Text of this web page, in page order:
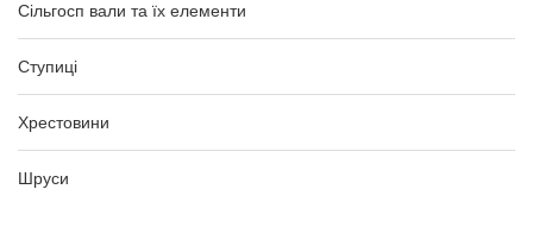
Сільгосп вали та їх елементи
Ступиці
Хрестовини
Шруси